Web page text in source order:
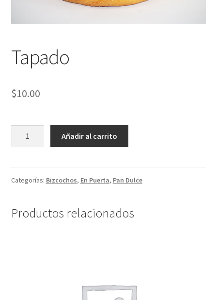
Tapado
$10.00
Añadir al carrito
Categorías: Bizcochos, En Puerta, Pan Dulce
Productos relacionados